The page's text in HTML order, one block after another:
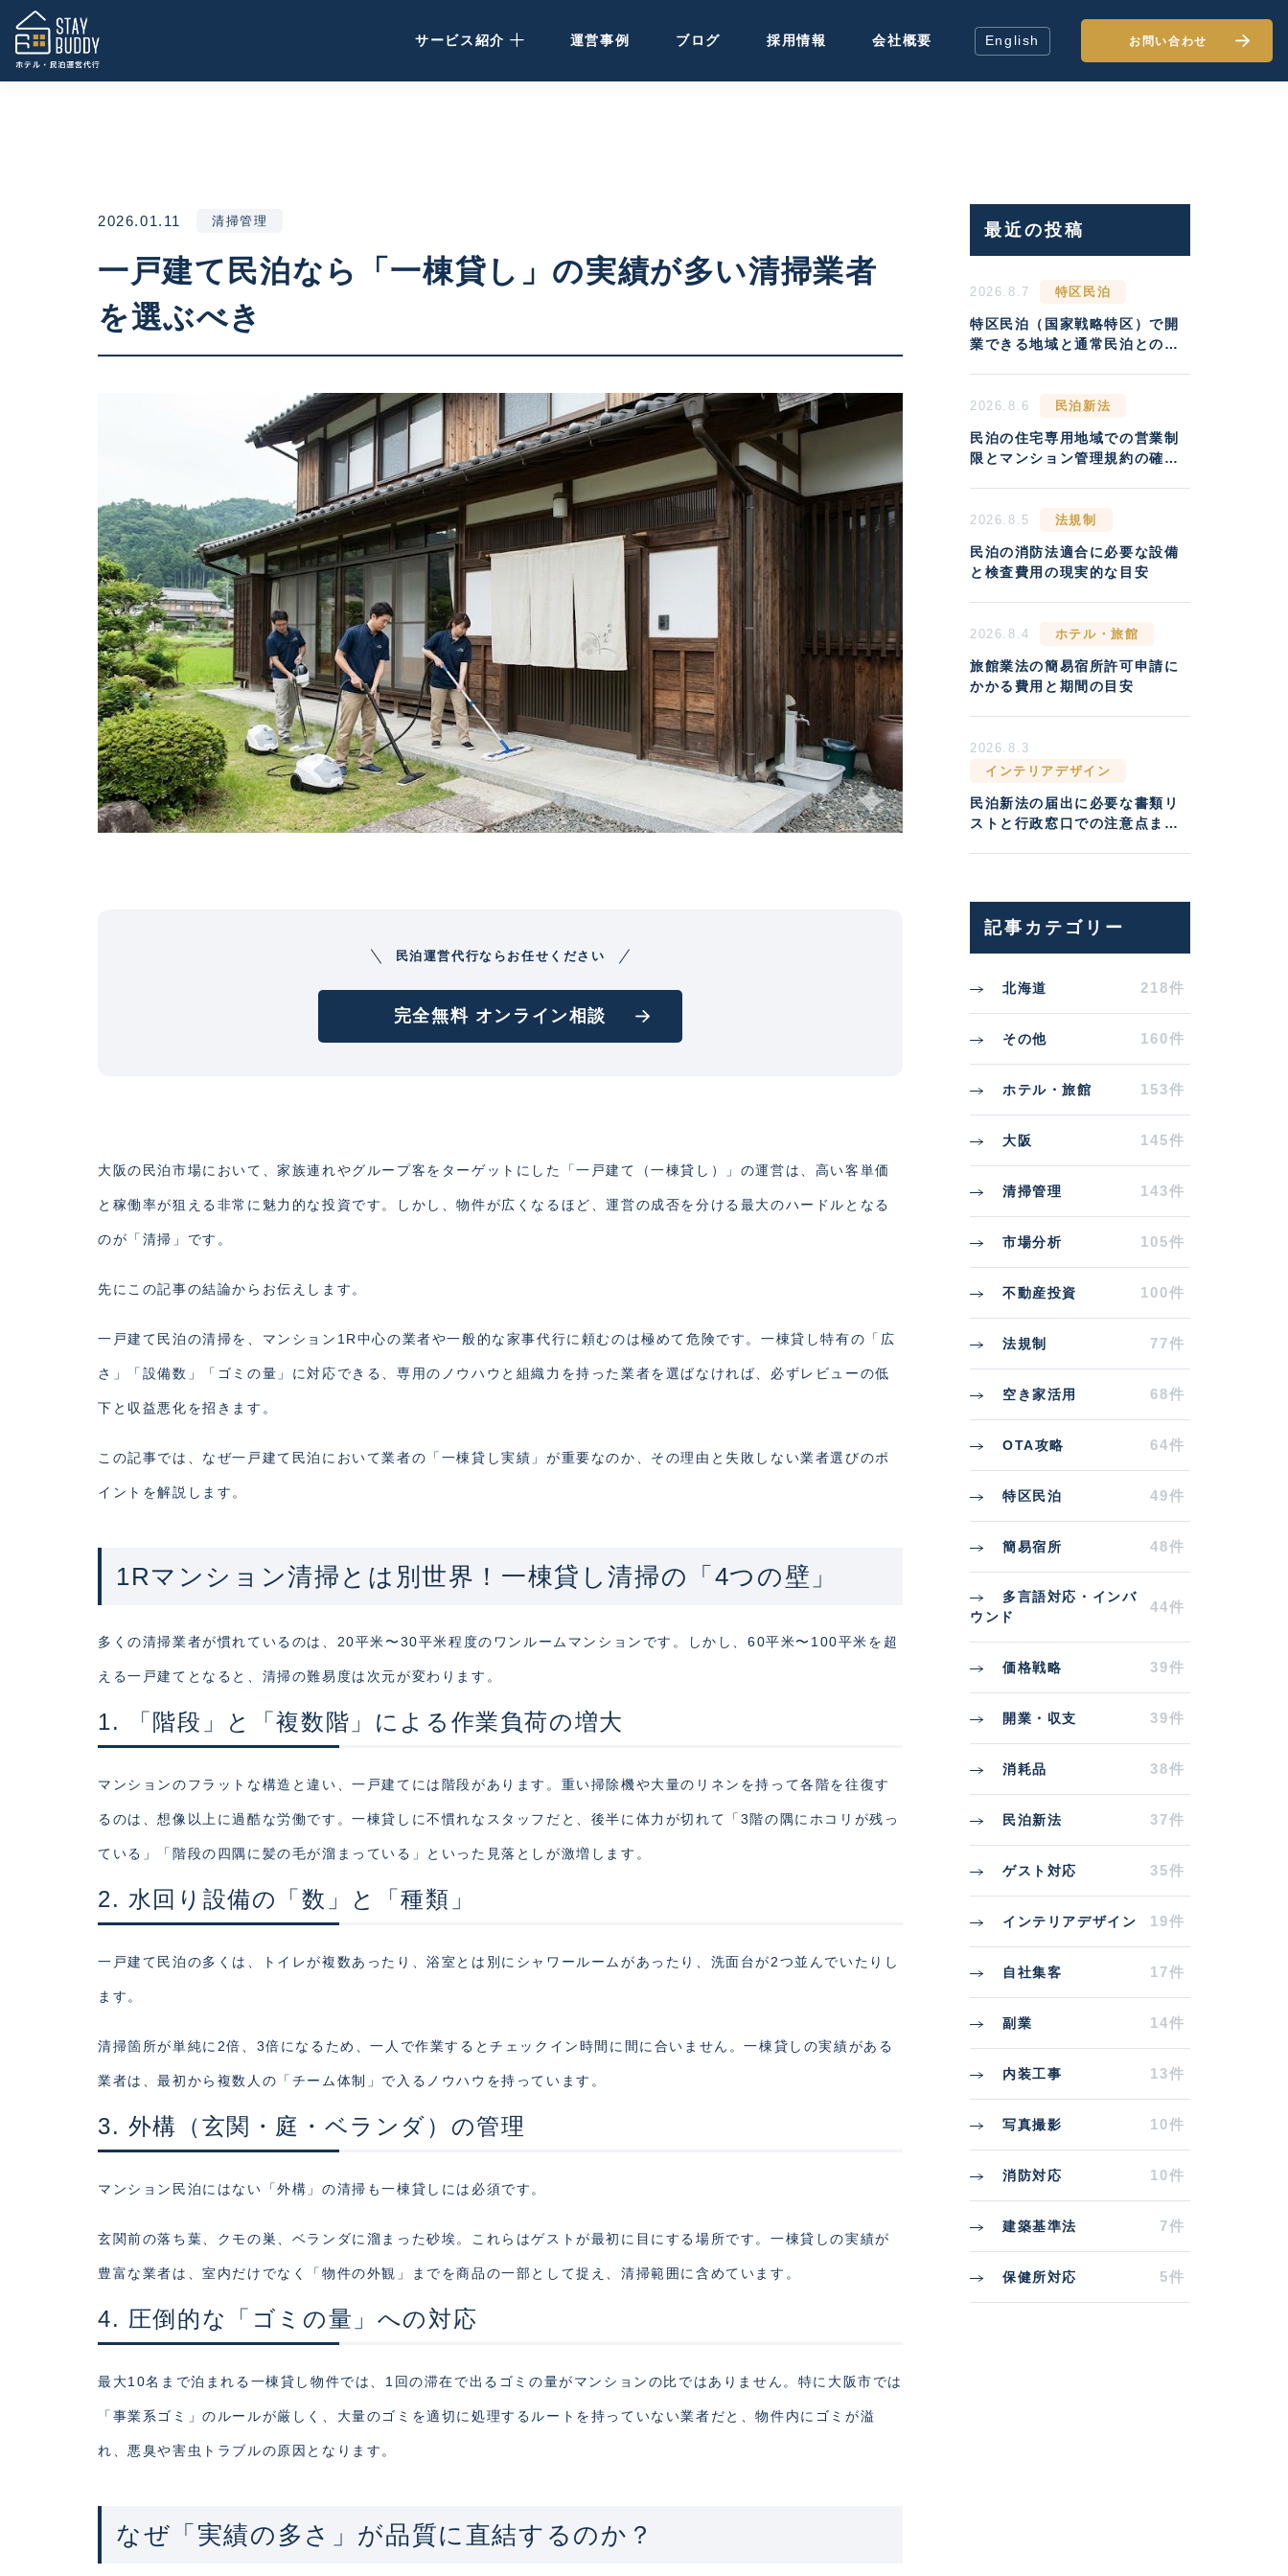
サービス紹介
民泊運営代行
空き家活用
運営事例 ブログ 採用情報 会社概要 English お問い合わせ
2026.01.11 清掃管理
一戸建て民泊なら「一棟貸し」の実績が多い清掃業者
を選ぶべき
民泊運営代行ならお任せください
完全無料 オンライン相談
大阪の民泊市場において、家族連れやグループ客をターゲットにした「一戸建て（一棟貸し）」の運営は、高い客単価
と稼働率が狙える非常に魅力的な投資です。しかし、物件が広くなるほど、運営の成否を分ける最大のハードルとなる
のが「清掃」です。
先にこの記事の結論からお伝えします。
一戸建て民泊の清掃を、マンション1R中心の業者や一般的な家事代行に頼むのは極めて危険です。一棟貸し特有の「広
さ」「設備数」「ゴミの量」に対応できる、専用のノウハウと組織力を持った業者を選ばなければ、必ずレビューの低
下と収益悪化を招きます。
この記事では、なぜ一戸建て民泊において業者の「一棟貸し実績」が重要なのか、その理由と失敗しない業者選びのポ
イントを解説します。
1Rマンション清掃とは別世界！一棟貸し清掃の「4つの壁」
多くの清掃業者が慣れているのは、20平米〜30平米程度のワンルームマンションです。しかし、60平米〜100平米を超
える一戸建てとなると、清掃の難易度は次元が変わります。
1. 「階段」と「複数階」による作業負荷の増大
マンションのフラットな構造と違い、一戸建てには階段があります。重い掃除機や大量のリネンを持って各階を往復す
るのは、想像以上に過酷な労働です。一棟貸しに不慣れなスタッフだと、後半に体力が切れて「3階の隅にホコリが残っ
ている」「階段の四隅に髪の毛が溜まっている」といった見落としが激増します。
2. 水回り設備の「数」と「種類」
一戸建て民泊の多くは、トイレが複数あったり、浴室とは別にシャワールームがあったり、洗面台が2つ並んでいたりし
ます。
清掃箇所が単純に2倍、3倍になるため、一人で作業するとチェックイン時間に間に合いません。一棟貸しの実績がある
業者は、最初から複数人の「チーム体制」で入るノウハウを持っています。
3. 外構（玄関・庭・ベランダ）の管理
マンション民泊にはない「外構」の清掃も一棟貸しには必須です。
玄関前の落ち葉、クモの巣、ベランダに溜まった砂埃。これらはゲストが最初に目にする場所です。一棟貸しの実績が
豊富な業者は、室内だけでなく「物件の外観」までを商品の一部として捉え、清掃範囲に含めています。
4. 圧倒的な「ゴミの量」への対応
最大10名まで泊まれる一棟貸し物件では、1回の滞在で出るゴミの量がマンションの比ではありません。特に大阪市では
「事業系ゴミ」のルールが厳しく、大量のゴミを適切に処理するルートを持っていない業者だと、物件内にゴミが溢
れ、悪臭や害虫トラブルの原因となります。
なぜ「実績の多さ」が品質に直結するのか？
最近の投稿
2026.8.7 特区民泊
特区民泊（国家戦略特区）で開
業できる地域と通常民泊との収
2026.8.6 民泊新法
民泊の住宅専用地域での営業制
限とマンション管理規約の確認
2026.8.5 法規制
民泊の消防法適合に必要な設備
と検査費用の現実的な目安
2026.8.4 ホテル・旅館
旅館業法の簡易宿所許可申請に
かかる費用と期間の目安
2026.8.3
インテリアデザイン
民泊新法の届出に必要な書類リ
ストと行政窓口での注意点まと
記事カテゴリー
北海道 218件
その他 160件
ホテル・旅館 153件
大阪 145件
清掃管理 143件
市場分析 105件
不動産投資 100件
法規制 77件
空き家活用 68件
OTA攻略 64件
特区民泊 49件
簡易宿所 48件
多言語対応・インバ
ウンド
44件
価格戦略 39件
開業・収支 39件
消耗品 38件
民泊新法 37件
ゲスト対応 35件
インテリアデザイン 19件
自社集客 17件
副業 14件
内装工事 13件
写真撮影 10件
消防対応 10件
建築基準法 7件
保健所対応 5件